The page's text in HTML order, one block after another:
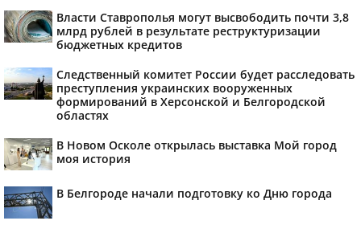
Власти Ставрополья могут высвободить почти 3,8
млрд рублей в результате реструктуризации
бюджетных кредитов
Следственный комитет России будет расследовать
преступления украинских вооруженных
формирований в Херсонской и Белгородской
областях
В Новом Осколе открылась выставка Мой город
моя история
В Белгороде начали подготовку ко Дню города